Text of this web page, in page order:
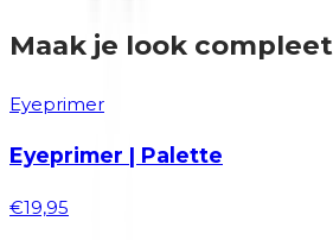
Maak je look compleet
Eyeprimer
Eyeprimer | Palette
€19,95